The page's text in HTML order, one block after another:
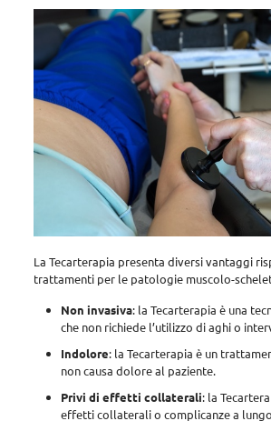
La Tecarterapia presenta diversi vantaggi
trattamenti per le patologie muscolo-
Non invasiva: la Tecarterapia è una
che non richiede l’utilizzo di aghi o
Indolore: la Tecarterapia è un
non causa dolore al paziente.
Privi di effetti collaterali: la
effetti collaterali o complicanze a